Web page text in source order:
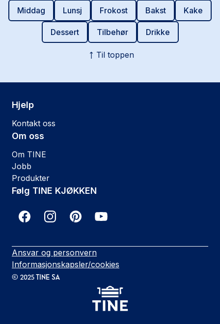
Middag Lunsj Frokost Bakst Kake
Dessert Tilbehør Drikke
Til toppen
Hjelp
Kontakt oss
Om oss
Om TINE
Jobb
Produkter
Følg TINE KJØKKEN
Ansvar og personvern
Informasjonskapsler/cookies
©2025TINE SA